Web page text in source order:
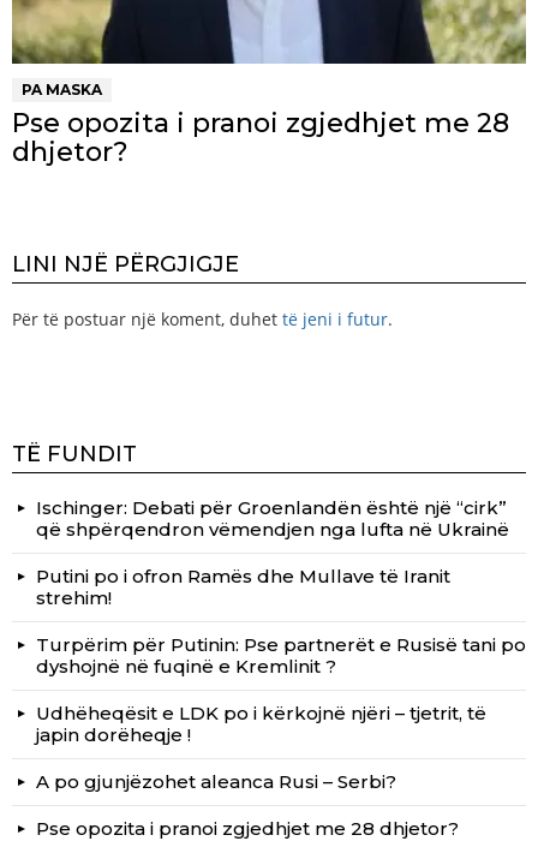
PA MASKA
Pse opozita i pranoi zgjedhjet me 28
dhjetor?
LINI NJË PËRGJIGJE
Për të postuar një koment, duhet të jeni i futur.
TË FUNDIT
Ischinger: Debati për Groenlandën është një “cirk”
që shpërqendron vëmendjen nga lufta në Ukrainë
Putini po i ofron Ramës dhe Mullave të Iranit
strehim!
Turpërim për Putinin: Pse partnerët e Rusisë tani po
dyshojnë në fuqinë e Kremlinit ?
Udhëheqësit e LDK po i kërkojnë njëri – tjetrit, të
japin dorëheqje !
A po gjunjëzohet aleanca Rusi – Serbi?
Pse opozita i pranoi zgjedhjet me 28 dhjetor?